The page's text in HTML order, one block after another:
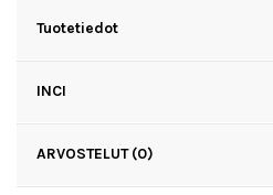
Tuotetiedot
INCI
ARVOSTELUT (0)